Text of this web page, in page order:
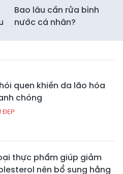
Bao lâu cần rửa bình
nước cá nhân?
quen khiến da lão hóa
chóng
ĐẸP
thực phẩm giúp giảm
nên bổ sung hằng